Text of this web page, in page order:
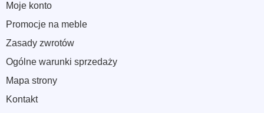
Moje konto
Promocje na meble
Zasady zwrotów
Ogólne warunki sprzedaży
Mapa strony
Kontakt